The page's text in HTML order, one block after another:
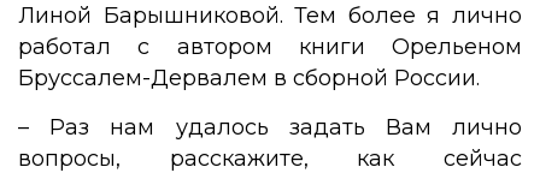
Линой Барышниковой. Тем более я лично
работал с автором книги Орельеном
Бруссалем-Дервалем в сборной России.
– Раз нам удалось задать Вам лично
вопросы, расскажите, как сейчас